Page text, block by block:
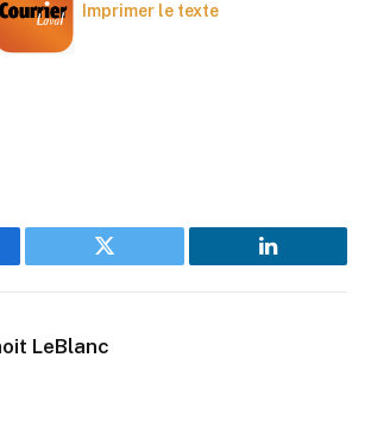
Imprimer le texte
Twitter LinkedIn
LeBlanc